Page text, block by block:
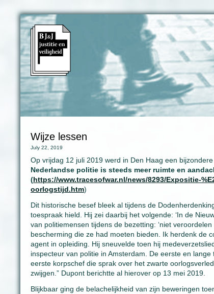
Wijze lessen
July 22, 2019
Op vrijdag 12 juli 2019 werd in Den Haag een
Nederlandse politie is steeds meer ruimte en
(https://www.tracesofwar.nl/news/8293/Expositie-
oorlogstijd.htm)
Dit historische besef bleek al tijdens de
toespraak hield. Hij zei daarbij het volgende: ‘In de
van politiemensen tijdens de bezetting: ‘niet
bescherming die ze had moeten bieden. Ik herdenk de
agent in opleiding. Hij sneuvelde toen hij
inspecteur van politie in Amsterdam. De eerste en
eerste korpschef die sprak over het zwarte
zwijgen.” Dupont berichtte al hierover op 13 mei 2019.
Blijkbaar ging de belachelijkheid van zijn beweringen